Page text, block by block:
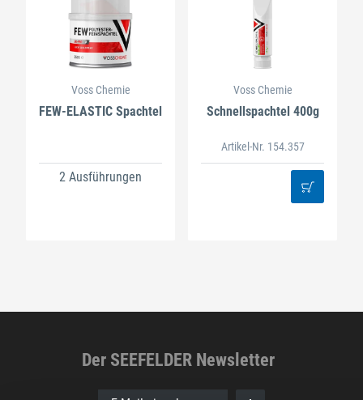
Voss Chemie
FEW-ELASTIC Spachtel
2 Ausführungen
Voss Chemie
Schnellspachtel 400g
Artikel-Nr. 154.357
Der SEEFELDER Newsletter